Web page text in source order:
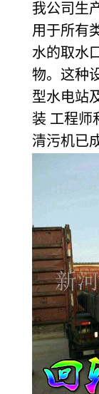
我公司生
用于所有
水的取水
物。这种
型水电站
装 工程师
清污机已